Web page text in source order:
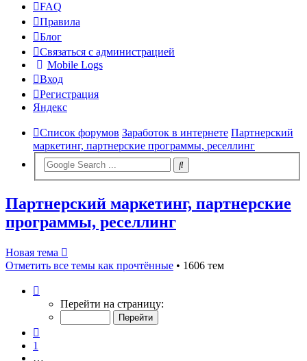
FAQ
Правила
Блог
Связаться с администрацией
Mobile Logs
Вход
Регистрация
Яндекс
Список форумов Заработок в интернете Партнерский
маркетинг, партнерские программы, реселлинг
Партнерский маркетинг, партнерские
программы, реселлинг
Новая тема
Отметить все темы как прочтённые • 1606 тем
42
Перейти на страницу:
1
…